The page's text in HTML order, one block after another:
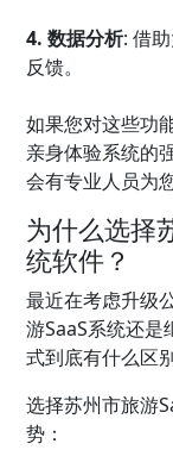
4. 数据分析: 借
反馈。
如果您对这些功
亲身体验系统的
会有专业人员为
为什么选择
统软件？
最近在考虑升级
游SaaS系统还
式到底有什么区
选择苏州市旅游
势：